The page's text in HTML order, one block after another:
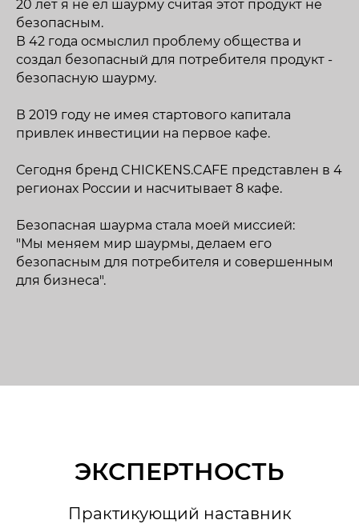
20 лет я не ел шаурму считая этот продукт не
безопасным.
В 42 года осмыслил проблему общества и
создал безопасный для потребителя продукт -
безопасную шаурму.
В 2019 году не имея стартового капитала
привлек инвестиции на первое кафе.
Сегодня бренд CHICKENS.CAFE представлен в 4
регионах России и насчитывает 8 кафе.
Безопасная шаурма стала моей миссией:
"Мы меняем мир шаурмы, делаем его
безопасным для потребителя и совершенным
для бизнеса".
ЭКСПЕРТНОСТЬ
Практикующий наставник